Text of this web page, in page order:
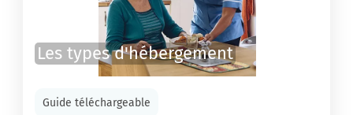
Les types d'hébergement
Guide téléchargeable